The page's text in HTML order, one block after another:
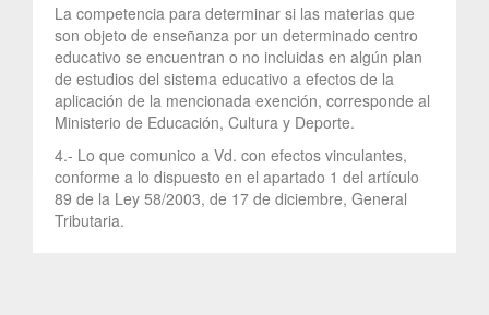
La competencia para determinar si las materias que
son objeto de enseñanza por un determinado centro
educativo se encuentran o no incluidas en algún plan
de estudios del sistema educativo a efectos de la
aplicación de la mencionada exención, corresponde al
Ministerio de Educación, Cultura y Deporte.
4.- Lo que comunico a Vd. con efectos vinculantes,
conforme a lo dispuesto en el apartado 1 del artículo
89 de la Ley 58/2003, de 17 de diciembre, General
Tributaria.